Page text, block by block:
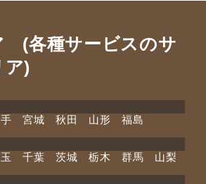
(各種サービスのサ
ア)
宮城 秋田 山形 福島
千葉 茨城 栃木 群馬 山梨